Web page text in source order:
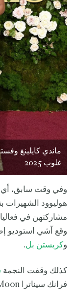
ماندي كايلينغ
غلوب 2025
هوليوود الشهيرات
مشاركتهن في
وقع آشي استوديو
وكريستن بل.
كذلك وقفت النجمة